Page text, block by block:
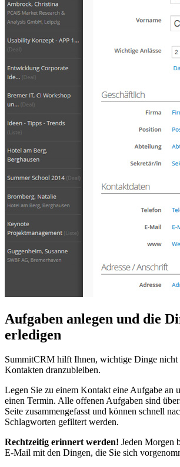
Aufgaben anlegen und die
erledigen
SummitCRM hilft Ihnen, wichtige Dinge nicht
Kontakten dranzubleiben.
Legen Sie zu einem Kontakt eine Aufgabe an
einen Termin. Alle offenen Aufgaben sind
Seite zusammengefasst und können schnell
Schlagworten gefiltert werden.
Rechtzeitig erinnert werden! Jeden Morgen
E-Mail mit den Dingen, die Sie sich